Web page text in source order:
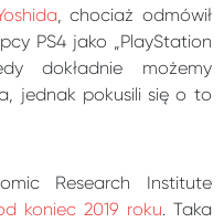
, chociaż odmówił
PS4 jako „PlayStation
dokładnie możemy
jednak pokusili się o to
Research Institute
koniec 2019 roku. Taka